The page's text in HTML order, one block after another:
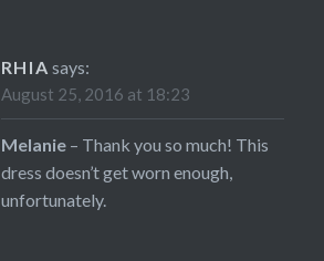
RHIA says:
August 25, 2016 at 18:23
Melanie– Thank you so much! This
dress doesn’t get worn enough,
unfortunately.